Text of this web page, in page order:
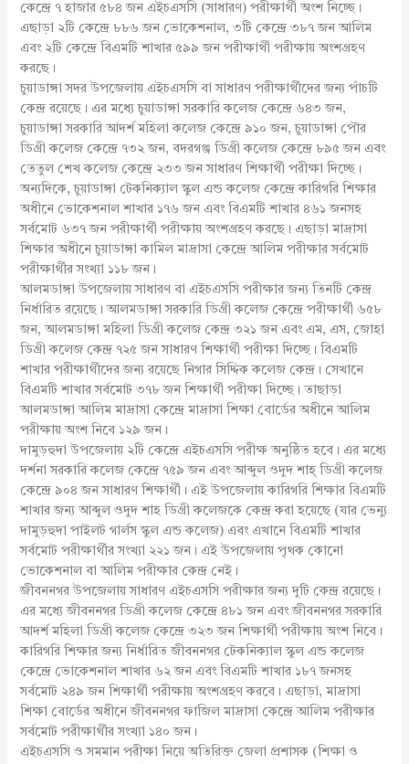
কেন্দ্রে ৭ হাজার ৫৮৪ জন এইচএসসি (সাধারণ) পরীক্ষার্থী অংশ নিচ্ছে।
এছাড়া ২টি কেন্দ্রে ৮৮৬ জন ভোকেশনাল, ৩টি কেন্দ্রে ৩৮৭ জন আলিম
এবং ২টি কেন্দ্রে বিএমটি শাখার ৫৯৯ জন পরীক্ষার্থী পরীক্ষায় অংশগ্রহণ
করছে।
চুয়াডাঙ্গা সদর উপজেলায় এইচএসসি বা সাধারণ পরীক্ষার্থীদের জন্য পাঁচটি
কেন্দ্র রয়েছে। এর মধ্যে চুয়াডাঙ্গা সরকারি কলেজ কেন্দ্রে ৬৪৩ জন,
চুয়াডাঙ্গা সরকারি আদর্শ মহিলা কলেজ কেন্দ্রে ৯১০ জন, চুয়াডাঙ্গা পৌর
ডিগ্রী কলেজ কেন্দ্রে ৭৩২ জন, বদরগঞ্জ ডিগ্রী কলেজ কেন্দ্রে ৮৯৫ জন এবং
তেতুল শেখ কলেজ কেন্দ্রে ২৩৩ জন সাধারণ শিক্ষার্থী পরীক্ষা দিচ্ছে।
অন্যদিকে, চুয়াডাঙ্গা টেকনিক্যাল স্কুল এন্ড কলেজ কেন্দ্রে কারিগরি শিক্ষার
অধীনে ভোকেশনাল শাখার ১৭৬ জন এবং বিএমটি শাখার ৪৬১ জনসহ
সর্বমোট ৬৩৭ জন পরীক্ষার্থী পরীক্ষায় অংশগ্রহণ করছে। এছাড়া মাদ্রাসা
শিক্ষার অধীনে চুয়াডাঙ্গা কামিল মাদ্রাসা কেন্দ্রে আলিম পরীক্ষার সর্বমোট
পরীক্ষার্থীর সংখ্যা ১১৮ জন।
আলমডাঙ্গা উপজেলায় সাধারণ বা এইচএসসি পরীক্ষার জন্য তিনটি কেন্দ্র
নির্ধারিত রয়েছে। আলমডাঙ্গা সরকারি ডিগ্রী কলেজ কেন্দ্রে পরীক্ষার্থী ৬৫৮
জন, আলমডাঙ্গা মহিলা ডিগ্রী কলেজ কেন্দ্র ৩২১ জন এবং এম, এস, জোহা
ডিগ্রী কলেজ কেন্দ্র ৭২৫ জন সাধারণ শিক্ষার্থী পরীক্ষা দিচ্ছে। বিএমটি
শাখার পরীক্ষার্থীদের জন্য রয়েছে নিগার সিদ্দিক কলেজ কেন্দ্র। সেখানে
বিএমটি শাখার সর্বমোট ৩৭৮ জন শিক্ষার্থী পরীক্ষা দিচ্ছে। তাছাড়া
আলমডাঙ্গা আলিম মাদ্রাসা কেন্দ্রে মাদ্রাসা শিক্ষা বোর্ডের অধীনে আলিম
পরীক্ষায় অংশ নিবে ১২৯ জন।
দামুড়হুদা উপজেলায় ২টি কেন্দ্রে এইচএসসি পরীক্ষ অনুষ্ঠিত হবে। এর মধ্যে
দর্শনা সরকারি কলেজ কেন্দ্রে ৭৫৯ জন এবং আব্দুল ওদুদ শাহ্ ডিগ্রী কলেজ
কেন্দ্রে ৯০৪ জন সাধারণ শিক্ষার্থী। এই উপজেলায় কারিগরি শিক্ষার বিএমটি
শাখার জন্য আব্দুল ওদুদ শাহ ডিগ্রী কলেজকে কেন্দ্র করা হয়েছে (যার ভেন্যু
দামুড়হুদা পাইলট গার্লস স্কুল এন্ড কলেজ) এবং এখানে বিএমটি শাখার
সর্বমোট পরীক্ষার্থীর সংখ্যা ২২১ জন। এই উপজেলায় পৃথক কোনো
ভোকেশনাল বা আলিম পরীক্ষার কেন্দ্র নেই।
জীবননগর উপজেলায় সাধারণ এইচএসসি পরীক্ষার জন্য দুটি কেন্দ্র রয়েছে।
এর মধ্যে জীবননগর ডিগ্রী কলেজ কেন্দ্রে ৪৮১ জন এবং জীবননগর সরকারি
আদর্শ মহিলা ডিগ্রী কলেজ কেন্দ্রে ৩২৩ জন শিক্ষার্থী পরীক্ষায় অংশ নিবে।
কারিগরি শিক্ষার জন্য নির্ধারিত জীবননগর টেকনিক্যাল স্কুল এন্ড কলেজ
কেন্দ্রে ভোকেশনাল শাখার ৬২ জন এবং বিএমটি শাখার ১৮৭ জনসহ
সর্বমোট ২৪৯ জন শিক্ষার্থী পরীক্ষায় অংশগ্রহণ করবে। এছাড়া, মাদ্রাসা
শিক্ষা বোর্ডের অধীনে জীবননগর ফাজিল মাদ্রাসা কেন্দ্রে আলিম পরীক্ষার
সর্বমোট পরীক্ষার্থীর সংখ্যা ১৪০ জন।
এইচএসসি ও সমমান পরীক্ষা নিয়ে অতিরিক্ত জেলা প্রশাসক (শিক্ষা ও